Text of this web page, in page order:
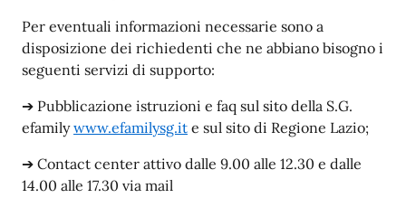
Per eventuali informazioni necessarie sono a
disposizione dei richiedenti che ne abbiano bisogno i
seguenti servizi di supporto:
➔ Pubblicazione istruzioni e faq sul sito della S.G.
efamilywww.efamilysg.it e sul sito di Regione Lazio;
➔ Contact center attivo dalle 9.00 alle 12.30 e dalle
14.00 alle 17.30 via mail